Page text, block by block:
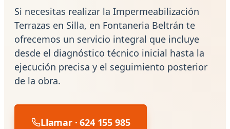
Si necesitas realizar la Impermeabilización
Terrazas en Silla, en Fontaneria Beltrán te
ofrecemos un servicio integral que incluye
desde el diagnóstico técnico inicial hasta la
ejecución precisa y el seguimiento posterior
de la obra.
Llamar · 624 155 985